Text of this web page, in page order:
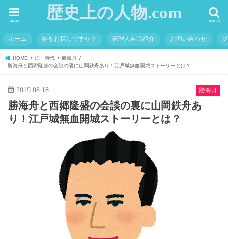
歴史上の人物.com search
menu
ホーム 誰をお探しですか？ 管理人自己紹介 お問い合わせ
HOME 江戸時代
勝海舟
勝海舟と西郷隆盛の会談の裏に山岡鉄舟あり！江戸城無血開城ストーリーとは？
勝海舟
2019.08.18
勝海舟と西郷隆盛の会談の裏に山岡鉄舟あ
り！江戸城無血開城ストーリーとは？